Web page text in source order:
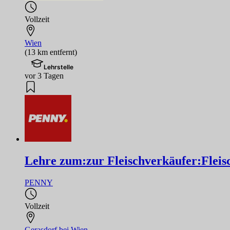
Vollzeit
Wien
(13 km entfernt)
Lehrstelle
vor 3 Tagen
Lehre zum:zur
PENNY
Vollzeit